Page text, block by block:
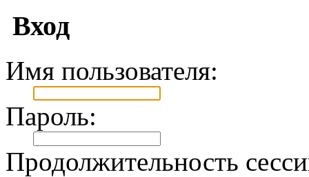
Вход
Имя пользователя:
Пароль:
Продолжительность